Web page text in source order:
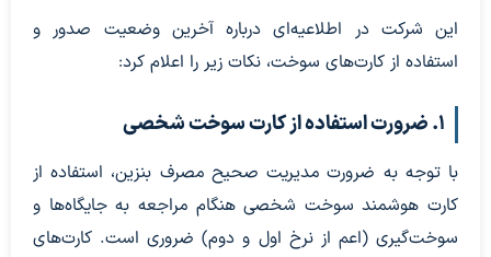
این شرکت در اطلاعیه‌ای درباره آخرین وضعیت صدور و
استفاده از کارت‌های سوخت، نکات زیر را اعلام کرد:
۱. ضرورت استفاده از کارت سوخت شخصی
با توجه به ضرورت مدیریت صحیح مصرف بنزین، استفاده از
کارت هوشمند سوخت شخصی هنگام مراجعه به جایگاه‌ها و
سوخت‌گیری (اعم از نرخ اول و دوم) ضروری است. کارت‌های